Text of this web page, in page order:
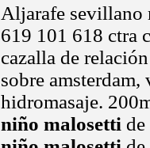
Aljarafe sevillano
619 101 618 ctra
cazalla de
sobre
hidromasaje.
niño malosetti